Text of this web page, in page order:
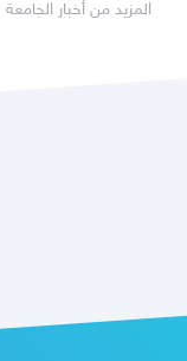
المزيد من أخبار الجامعة